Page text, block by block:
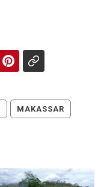
MAKASSAR